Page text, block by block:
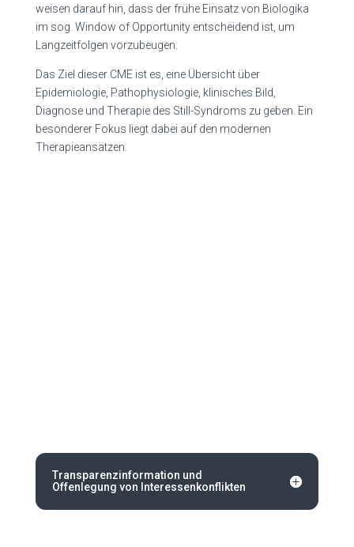
weisen darauf hin, dass der frühe Einsatz von Biologika
im sog. Window of Opportunity entscheidend ist, um
Langzeitfolgen vorzubeugen.
Das Ziel dieser CME ist es, eine Übersicht über
Epidemiologie, Pathophysiologie, klinisches Bild,
Diagnose und Therapie des Still-Syndroms zu geben. Ein
besonderer Fokus liegt dabei auf den modernen
Therapieansätzen.
Transparenzinformation und
Offenlegung von Interessenkonflikten